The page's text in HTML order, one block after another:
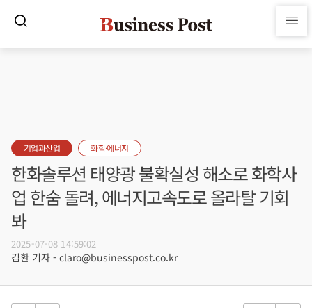
기업과산업 화학·에너지
한화솔루션 태양광 불확실성 해소로 화학사
업 한숨 돌려, 에너지고속도로 올라탈 기회
봐
2025-07-08 14:59:02
김환 기자 - claro@businesspost.co.kr